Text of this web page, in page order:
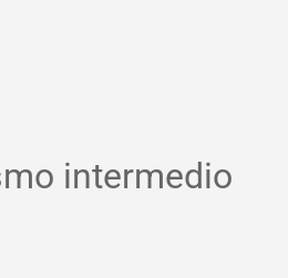
intermedio